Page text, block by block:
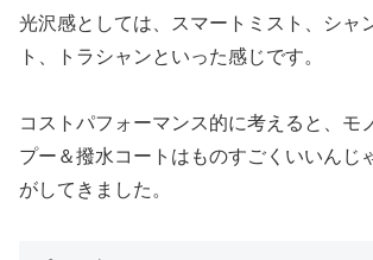
光沢感としては、スマートミスト、シャ
ト、トラシャンといった感じです。
コストパフォーマンス的に考えると、モ
プー＆撥水コートはものすごくいいんじ
がしてきました。